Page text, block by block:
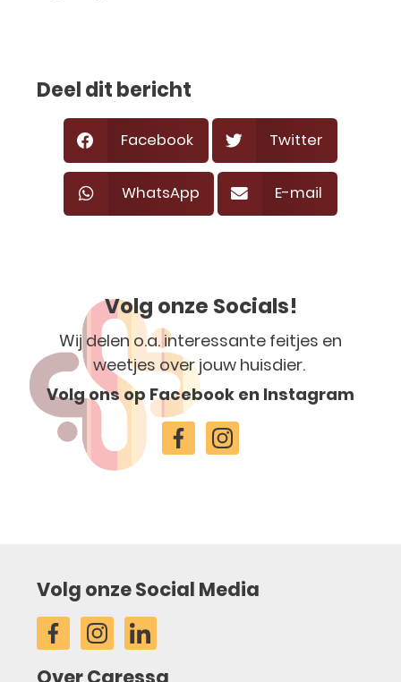
Deel dit bericht
Facebook Twitter
WhatsApp E-mail
Volg onze Socials!
Wij delen o.a. interessante feitjes en
weetjes over jouw huisdier.
Volg ons op Facebook en Instagram
Volg onze Social Media
Over Caressa